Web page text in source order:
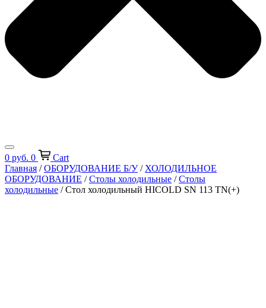
0 руб. 0
Cart
Главная /ОБОРУДОВАНИЕ Б/У/ ХОЛОДИЛЬНОЕ
ОБОРУДОВАНИЕ /Столы холодильные /Столы
холодильные / Стол холодильный HICOLD SN 113 TN(+)